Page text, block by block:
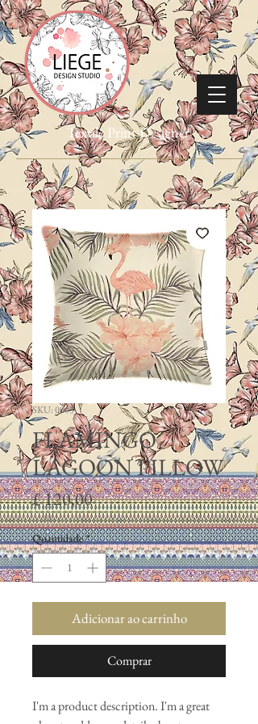
Textile Print Designer
SKU: 0003
FLAMINGO
LAGOON PILLOW
£ 120,00Preço
Quantidade *
Adicionar ao carrinho
Comprar
I'm a product description. I'm a great